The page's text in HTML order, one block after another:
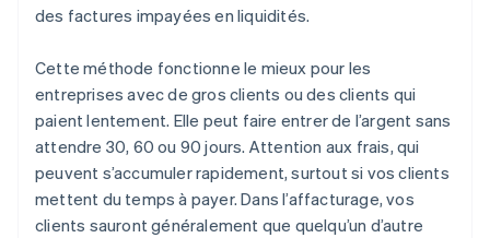
des factures impayées en liquidités.
Cette méthode fonctionne le mieux pour les
entreprises avec de gros clients ou des clients qui
paient lentement. Elle peut faire entrer de l’argent sans
attendre 30, 60 ou 90 jours. Attention aux frais, qui
peuvent s’accumuler rapidement, surtout si vos clients
mettent du temps à payer. Dans l’affacturage, vos
clients sauront généralement que quelqu’un d’autre